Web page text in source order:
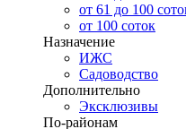
от 61 до 100
от 100 соток
Назначение
ИЖС
Садоводство
Дополнительно
Эксклюзивы
По-районам